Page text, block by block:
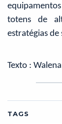
totens de
estratégias de
Texto :
TAGS